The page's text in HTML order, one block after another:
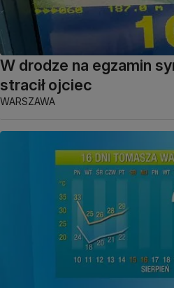
W drodze na egzamin
stracił ojciec
WARSZAWA